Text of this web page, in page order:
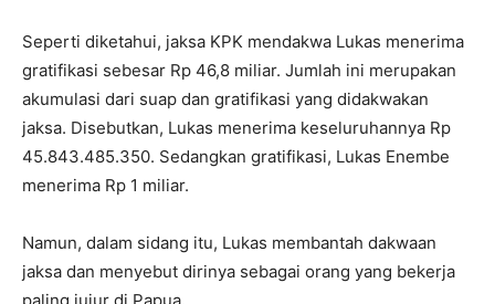
Seperti diketahui, jaksa KPK mendakwa Lukas menerima
gratifikasi sebesar Rp 46,8 miliar. Jumlah ini merupakan
akumulasi dari suap dan gratifikasi yang didakwakan
jaksa. Disebutkan, Lukas menerima keseluruhannya Rp
45.843.485.350. Sedangkan gratifikasi, Lukas Enembe
menerima Rp 1 miliar.
Namun, dalam sidang itu, Lukas membantah dakwaan
jaksa dan menyebut dirinya sebagai orang yang bekerja